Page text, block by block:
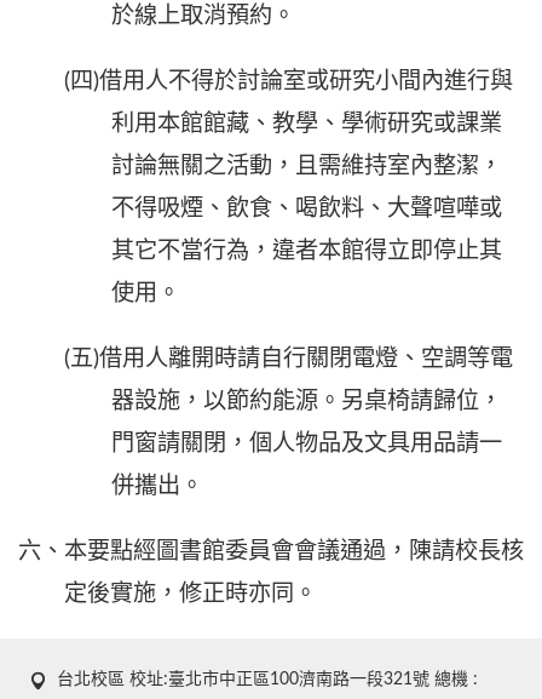
於線上取消預約。
(四)借用人不得於討論室或研究小間內進行與
利用本館館藏、教學、學術研究或課業
討論無關之活動，且需維持室內整潔，
不得吸煙、飲食、喝飲料、大聲喧嘩或
其它不當行為，違者本館得立即停止其
使用。
(五)借用人離開時請自行關閉電燈、空調等電
器設施，以節約能源。另桌椅請歸位，
門窗請關閉，個人物品及文具用品請一
併攜出。
六、本要點經圖書館委員會會議通過，陳請校長核
定後實施，修正時亦同。
台北校區 校址:臺北市中正區100濟南路一段321號 總機 :